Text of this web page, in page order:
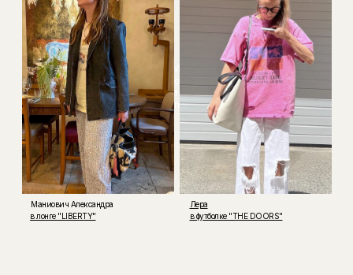
Maory
Футболка
Lion
Маниович Александра
в лонге "LIBERTY"
Лера
в футболке "THE DOORS"